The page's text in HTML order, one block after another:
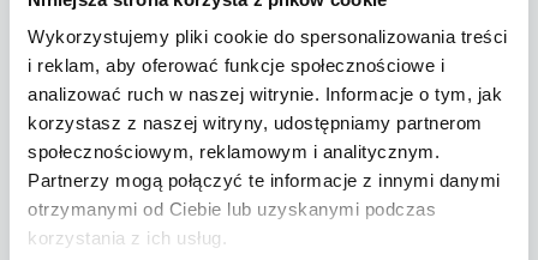
Wykorzystujemy pliki cookie do spersonalizowania treści
i reklam, aby oferować funkcje społecznościowe i
analizować ruch w naszej witrynie. Informacje o tym, jak
korzystasz z naszej witryny, udostępniamy partnerom
społecznościowym, reklamowym i analitycznym.
Partnerzy mogą połączyć te informacje z innymi danymi
otrzymanymi od Ciebie lub uzyskanymi podczas
korzystania z ich usług.
Warto jednak przeanalizować, jakie cele
mieszkaniowe chcemy zrealizować. Jeśli będą
one rozbieżne z oświadczeniami, będziemy
musieli zapłacić podatek od całości z odsetkami
(wynoszą one ok. 8%).
Podsumowanie
Podczas sprzedaży nieruchomości czyha na nas
wiele pułapek, a przebrnięcie przez całą